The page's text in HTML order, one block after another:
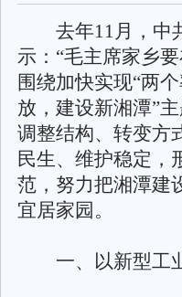
去年11月，中
示：“毛主席家乡
围绕加快实现“两
放，建设新湘潭”
调整结构、转变方
民生、维护稳定，
范，努力把湘潭建
宜居家园。
一、以新型工业